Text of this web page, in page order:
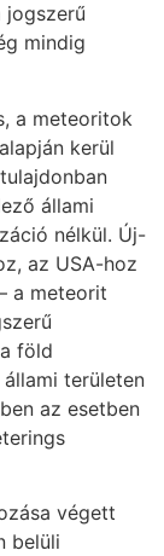
jogszerű
mindig
a meteoritok
kerül
állami
nélkül. Új-
az USA-hoz
a meteorit
föld
területen
az esetben
végett
belüli